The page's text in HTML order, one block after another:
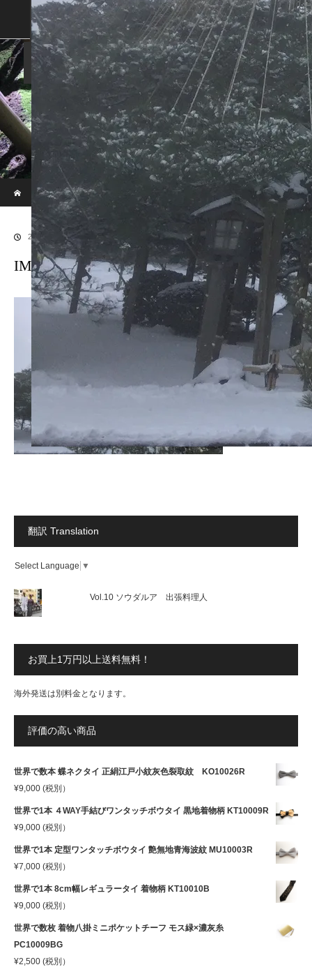
SHOP SHOPPING GUIDE
ABOUT US FAN VOICE ALBUM
NEWS SAMURAI-DEN
現代のサムライたちの時空間へ
ブログ
2018.12.12
IMG_5078
翻訳 Translation
Select Language ▼
Vol.10 ソウダルア 出張料理人
お買上1万円以上送料無料！
海外発送は別料金となります。
評価の高い商品
世界で数本 蝶ネクタイ 正絹江戸小紋灰色裂取紋 KO10026R
¥9,000 (税別）
世界で1本 ４WAY手結びワンタッチボウタイ 黒地着物柄 KT10009R
¥9,000 (税別）
世界で1本 定型ワンタッチボウタイ 艶無地青海波紋 MU10003R
¥7,000 (税別）
世界で1本 8cm幅レギュラータイ 着物柄 KT10010B
¥9,000 (税別）
世界で数枚 着物八掛ミニポケットチーフ モス緑×濃灰糸
PC10009BG
¥2,500 (税別）